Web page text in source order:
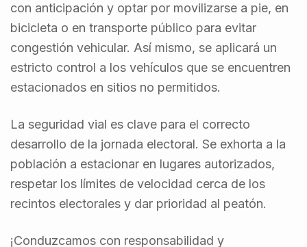
con anticipación y optar por movilizarse a pie, en
bicicleta o en transporte público para evitar
congestión vehicular. Así mismo, se aplicará un
estricto control a los vehículos que se encuentren
estacionados en sitios no permitidos.
La seguridad vial es clave para el correcto
desarrollo de la jornada electoral. Se exhorta a la
población a estacionar en lugares autorizados,
respetar los límites de velocidad cerca de los
recintos electorales y dar prioridad al peatón.
¡Conduzcamos con responsabilidad y